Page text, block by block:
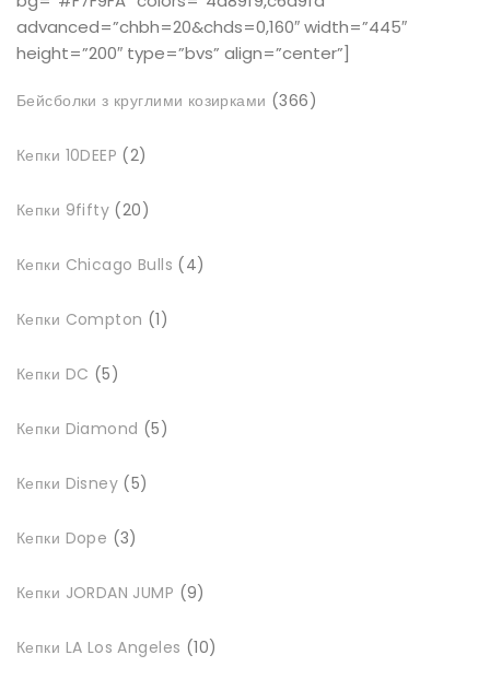
advanced=”chbh=20&chds=0,160″ width=”445″
height=”200″ type=”bvs” align=”center”]
Бейсболки з круглими козирками 366366
Кепки 10DEEP
2товари
Кепки 9fifty 20товарів
Кепки Chicago Bulls 4товари
Кепки Compton 1товар
Кепки DC 5товарів
Кепки Diamond 5товарів
Кепки Disney 5товарів
Кепки Dope 3товари
Кепки JORDAN JUMP 9товарів
Кепки LA Los Angeles 10товарів